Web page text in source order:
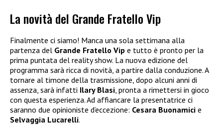
La novità del Grande Fratello Vip
Finalmente ci siamo! Manca una sola settimana alla
partenza del Grande Fratello Vip e tutto è pronto per la
prima puntata del reality show. La nuova edizione del
programma sarà ricca di novità, a partire dalla conduzione. A
tornare al timone della trasmissione, dopo alcuni anni di
assenza, sarà infatti Ilary Blasi , pronta a rimettersi in gioco
con questa esperienza. Ad affiancare la presentatrice ci
saranno due opinioniste d’eccezione: Cesara Buonamici e
Selvaggia Lucarelli.